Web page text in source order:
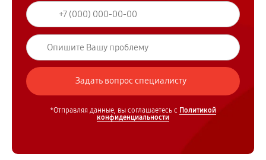
*Отправляя данные, вы соглашаетесь с Политикой
конфиденциальности